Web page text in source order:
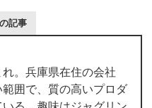
記事
れ。兵庫県在住の会社
範囲で、質の高いプロダ